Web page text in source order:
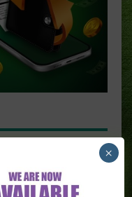
lige 06.
×